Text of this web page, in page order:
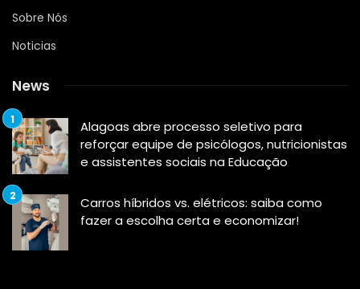
Sobre Nós
Noticias
News
Alagoas abre processo seletivo para
reforçar equipe de psicólogos, nutricionistas
e assistentes sociais na Educação
Carros híbridos vs. elétricos: saiba como
fazer a escolha certa e economizar!